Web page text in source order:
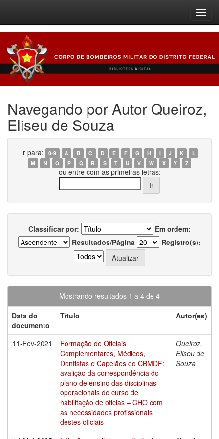
navigation
Navegando por Autor Queiroz,
Eliseu de Souza
Ir para: 0-9 A B C D E F G H I J K
L
M
N O P Q R S T U V W X Y Z
ou entre com as primeiras letras:
Classificar por:
Em ordem:
Resultados/Página
Registro(s):
Mostrando resultados 1 a 4 de 4
Data do
documento
Título Autor(es)
11-Fev-2021
Formação de Oficiais
Complementares, Médicos,
Dentistas e Capelães do CBMDF:
avalição da correspondência do
plano de ensino das disciplinas
operacionais do curso de
habilitação de oficias – CHO com
as necessidades profissionais
destes oficiais
Queiroz,
Eliseu de
Souza